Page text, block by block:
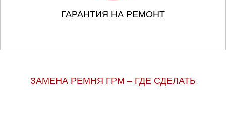
ГАРАНТИЯ НА РЕМОНТ
ЗАМЕНА РЕМНЯ ГРМ – ГДЕ СДЕЛАТЬ